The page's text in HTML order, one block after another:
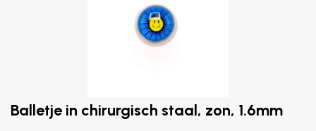
Balletje in chirurgisch staal, zon, 1.6mm